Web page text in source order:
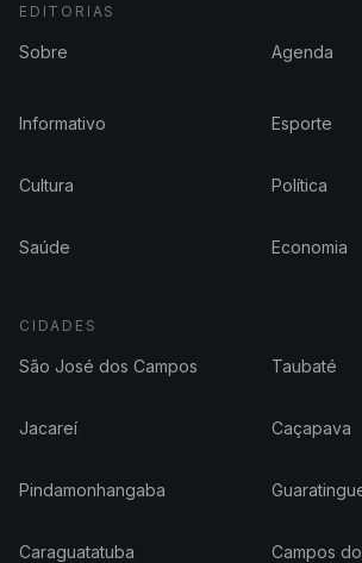
EDITORIAS
Sobre Agenda
Informativo Esporte
Cultura Política
Saúde Economia
CIDADES
São José dos Campos Taubaté
Jacareí Caçapava
Pindamonhangaba
Caraguatatuba Campos